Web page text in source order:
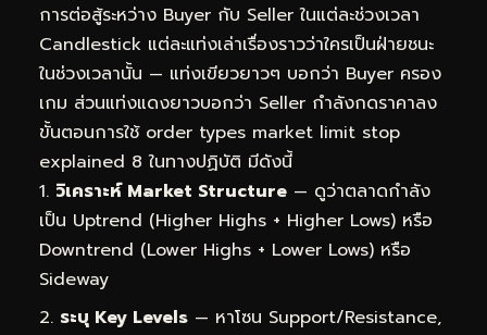
การต่อสู้ระหว่าง Buyer กับ Seller ในแต่ละช่วงเวลา
Candlestick แต่ละแท่งเล่าเรื่องราวว่าใครเป็นฝ่ายชนะ
ในช่วงเวลานั้น — แท่งเขียวยาวๆ บอกว่า Buyer ครอง
เกม ส่วนแท่งแดงยาวบอกว่า Seller กำลังกดราคาลง
ขั้นตอนการใช้ order types market limit stop
explained 8 ในทางปฏิบัติ มีดังนี้
วิเคราะห์ Market Structure — ดูว่าตลาดกำลัง
เป็น Uptrend (Higher Highs + Higher Lows) หรือ
Downtrend (Lower Highs + Lower Lows) หรือ
Sideway
ระบุ Key Levels — หาโซน Support/Resistance,